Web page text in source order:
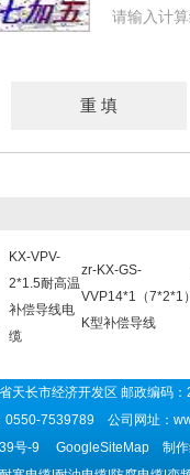
请输入计
KX-VPV-
2*1.5耐高温
补偿导线电
缆
zr-KX-GS-
VVP14*1（7*2*1）
K型补偿导线
天长市经济开发区 邮政编码
0550-7539789 公司网址：
号-9 GoogleSiteMap 制作